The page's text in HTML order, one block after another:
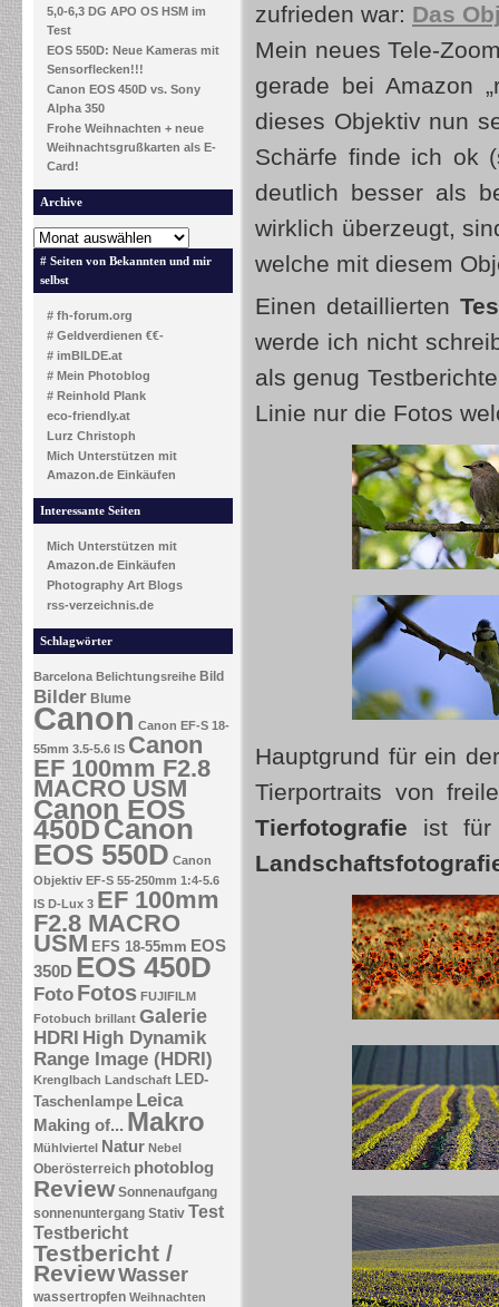
5,0-6,3 DG APO OS HSM im
Test
EOS 550D: Neue Kameras mit
Sensorflecken!!!
Canon EOS 450D vs. Sony
Alpha 350
Frohe Weihnachten + neue
Weihnachtsgrußkarten als E-
Card!
Archive
# Seiten von Bekannten und mir
selbst
# fh-forum.org
# Geldverdienen €€-
# imBILDE.at
# Mein Photoblog
# Reinhold Plank
eco-friendly.at
Lurz Christoph
Mich Unterstützen mit
Amazon.de Einkäufen
Interessante Seiten
Mich Unterstützen mit
Amazon.de Einkäufen
Photography Art Blogs
rss-verzeichnis.de
Schlagwörter
Barcelona Belichtungsreihe Bild
Bilder Blume
Canon Canon EF-S 18-
55mm 3.5-5.6 IS Canon
EF 100mm F2.8
MACRO USM
Canon EOS
450DCanon
EOS 550D Canon
Objektiv EF-S 55-250mm 1:4-5.6
IS D-Lux 3 EF 100mm
F2.8 MACRO
USM EFS 18-55mm EOS
350D EOS 450D
Foto Fotos FUJIFILM
Fotobuch brillant Galerie
HDRI High Dynamik
Range Image (HDRI)
Krenglbach Landschaft LED-
Taschenlampe Leica
Making of... Makro
Mühlviertel Natur Nebel
Oberösterreich photoblog
Review Sonnenaufgang
sonnenuntergang Stativ Test
Testbericht
Testbericht /
ReviewWasser
wassertropfen Weihnachten
zufrieden war: Das
Mein neues Tele-
gerade bei Amazon
dieses Objektiv nun
Schärfe finde ich ok
deutlich besser als
wirklich überzeugt,
welche mit diesem
Einen detaillierten
werde ich nicht
als genug
Linie nur die Fotos
Hauptgrund für ein
Tierportraits von
Tierfotografie ist für